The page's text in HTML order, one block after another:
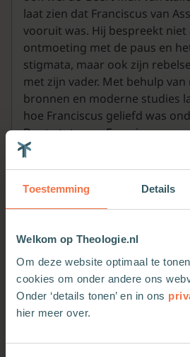
Toestemming Details
Welkom op Theologie.nl
Om deze website optimaal te
cookies om onder andere ons
Onder ‘details tonen’ en in ons
hier meer over.
laat zien dat Franciscus van
vooruit was. Hij bespreekt niet
ontmoeting met de paus en
stigmata, maar ook zijn
met zijn vader. Met behulp
bronnen en moderne studies
hoe Franciscus geliefd was
Dante tot paus Franciscus.
Meer van deze auteur